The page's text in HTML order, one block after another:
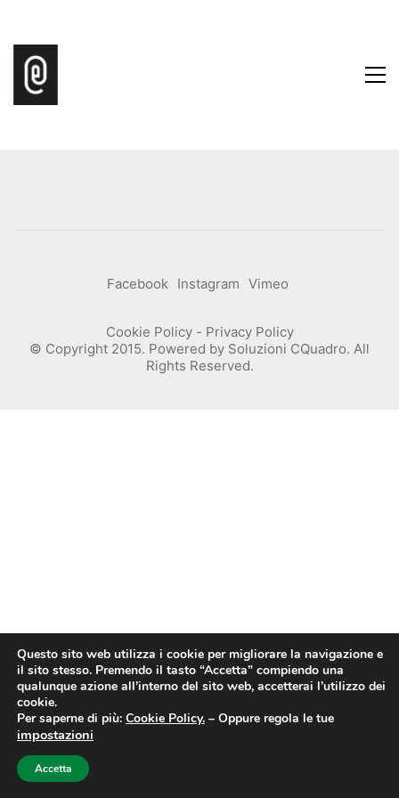
Facebook Instagram Vimeo
Cookie Policy- Privacy Policy
© Copyright 2015. Powered by Soluzioni CQuadro. All
Rights Reserved.
Questo sito web utilizza i cookie per migliorare la navigazione e
il sito stesso. Premendo il tasto “Accetta” compiendo una
qualunque azione all’interno del sito web, accetterai l’utilizzo dei
cookie.
Per saperne di più: Cookie Policy. – Oppure regola le tue
impostazioni
Accetta